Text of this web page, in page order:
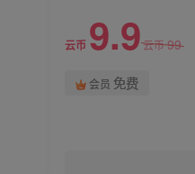
云币 9.9云币99
会员 免费